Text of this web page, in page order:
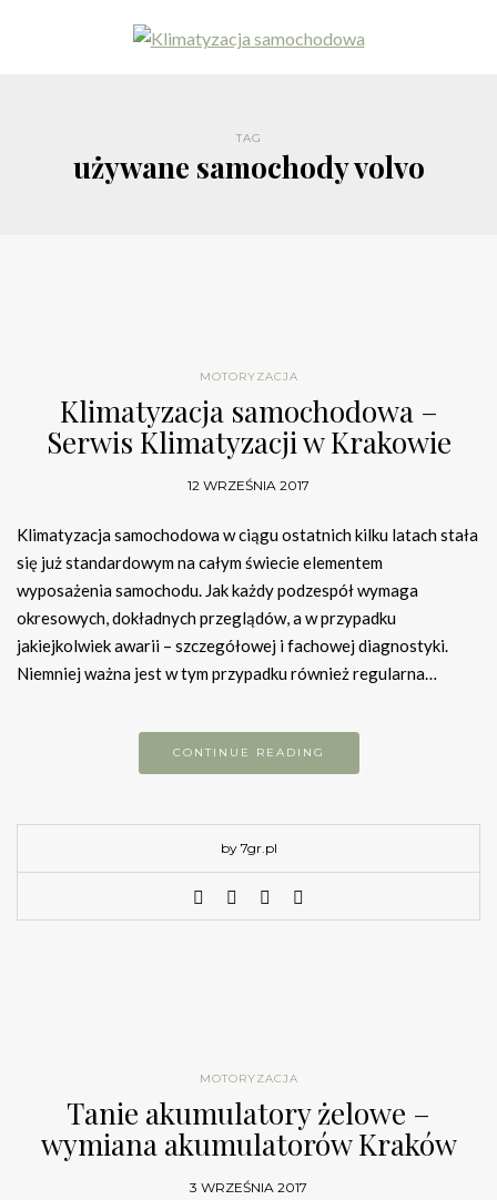
TAG
używane samochody volvo
MOTORYZACJA
Klimatyzacja samochodowa –
Serwis Klimatyzacji w Krakowie
12 WRZEŚNIA 2017
Klimatyzacja samochodowa w ciągu ostatnich kilku latach stała
się już standardowym na całym świecie elementem
wyposażenia samochodu. Jak każdy podzespół wymaga
okresowych, dokładnych przeglądów, a w przypadku
jakiejkolwiek awarii – szczegółowej i fachowej diagnostyki.
Niemniej ważna jest w tym przypadku również regularna…
CONTINUE READING
by 7gr.pl
MOTORYZACJA
Tanie akumulatory żelowe –
wymiana akumulatorów Kraków
3 WRZEŚNIA 2017